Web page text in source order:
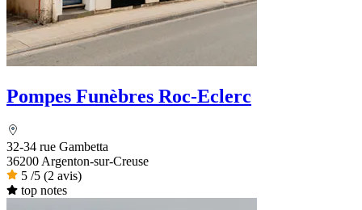
Pompes Funèbres Roc-Eclerc
32-34 rue Gambetta
36200 Argenton-sur-Creuse
5 /5 (2 avis)
top notes